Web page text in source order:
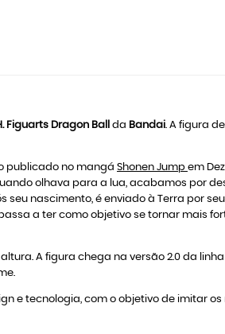
Figuarts Dragon Ball da Bandai. A figura de
publicado no mangá Shonen Jump em
olhava para a lua, acabamos por
seu nascimento, é enviado à Terra por
a ter como objetivo se tornar mais
A figura chega na versão 2.0 da linha
e tecnologia, com o objetivo de imitar